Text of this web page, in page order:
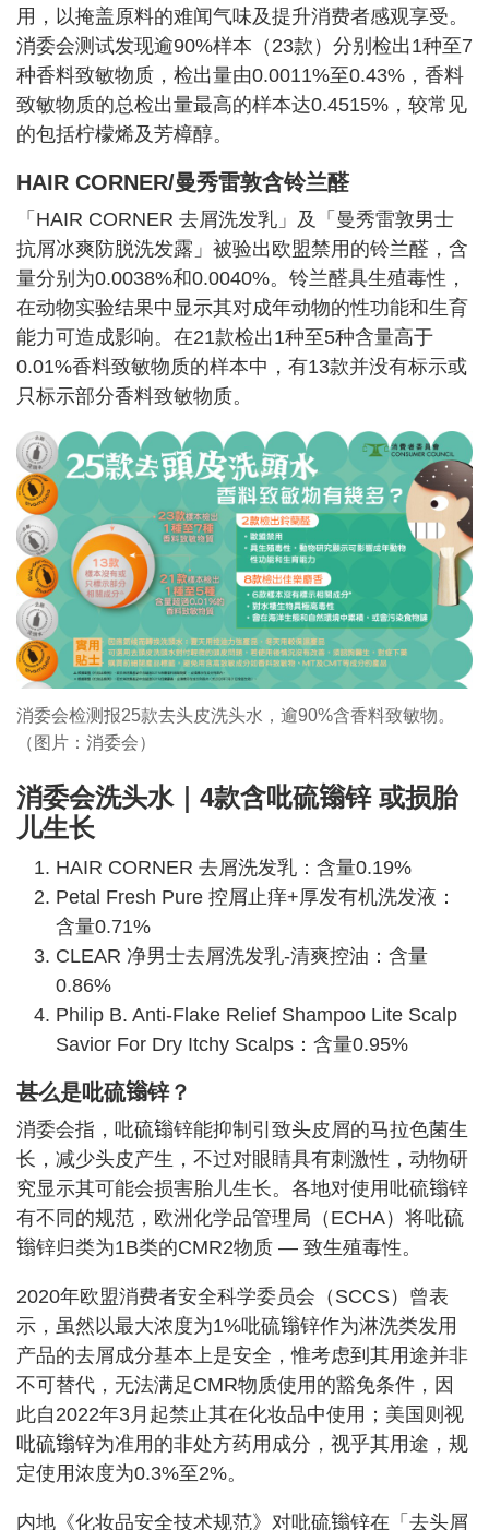
用，以掩盖原料的难闻气味及提升消费者感观享受。
消委会测试发现逾90%样本（23款）分别检出1种至7
种香料致敏物质，检出量由0.0011%至0.43%，香料
致敏物质的总检出量最高的样本达0.4515%，较常见
的包括柠檬烯及芳樟醇。
HAIR CORNER/曼秀雷敦含铃兰醛
「HAIR CORNER 去屑洗发乳」及「曼秀雷敦男士
抗屑冰爽防脱洗发露」被验出欧盟禁用的铃兰醛，含
量分别为0.0038%和0.0040%。铃兰醛具生殖毒性，
在动物实验结果中显示其对成年动物的性功能和生育
能力可造成影响。在21款检出1种至5种含量高于
0.01%香料致敏物质的样本中，有13款并没有标示或
只标示部分香料致敏物质。
消委会检测报25款去头皮洗头水，逾90%含香料致敏物。
（图片：消委会）
消委会洗头水｜4款含吡硫𬭩锌或损胎
儿生长
HAIR CORNER 去屑洗发乳：含量0.19%
Petal Fresh Pure 控屑止痒+厚发有机洗发液：
含量0.71%
CLEAR 净男士去屑洗发乳-清爽控油：含量
0.86%
Philip B. Anti-Flake Relief Shampoo Lite Scalp
Savior For Dry Itchy Scalps：含量0.95%
甚么是吡硫𬭩锌？
消委会指，吡硫𬭩锌能抑制引致头皮屑的马拉色菌生
长，减少头皮产生，不过对眼睛具有刺激性，动物研
究显示其可能会损害胎儿生长。各地对使用吡硫𬭩锌
有不同的规范，欧洲化学品管理局（ECHA）将吡硫
𬭩锌归类为1B类的CMR2物质 — 致生殖毒性。
2020年欧盟消费者安全科学委员会（SCCS）曾表
示，虽然以最大浓度为1%吡硫𬭩锌作为淋洗类发用
产品的去屑成分基本上是安全，惟考虑到其用途并非
不可替代，无法满足CMR物质使用的豁免条件，因
此自2022年3月起禁止其在化妆品中使用；美国则视
吡硫𬭩锌为准用的非处方药用成分，视乎其用途，规
定使用浓度为0.3%至2%。
内地《化妆品安全技术规范》对吡硫𬭩锌在「去头屑